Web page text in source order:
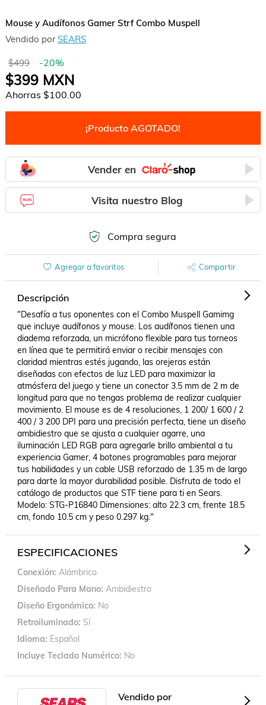
Mouse y Audífonos Gamer Strf Combo Muspell
Vendido por SEARS
$499 -20%
$399MXN
Ahorras $100.00
¡Producto AGOTADO!
Vender en
Visita nuestro Blog
Compra segura
Agregar a favoritos Compartir
Descripción
"Desafía a tus oponentes con el Combo Muspell Gamimg
que incluye audífonos y mouse. Los audífonos tienen una
diadema reforzada, un micrófono flexible para tus torneos
en línea que te permitirá enviar o recibir mensajes con
claridad mientras estés jugando, las orejeras están
diseñadas con efectos de luz LED para maximizar la
atmósfera del juego y tiene un conector 3.5 mm de 2 m de
longitud para que no tengas problema de realizar cualquier
movimiento. El mouse es de 4 resoluciones, 1 200/ 1 600 / 2
400 / 3 200 DPI para una precisión perfecta, tiene un diseño
ambidiestro que se ajusta a cualquier agarre, una
iluminación LED RGB para agregarle brillo ambiental a tu
experiencia Gamer, 4 botones programables para mejorar
tus habilidades y un cable USB reforzado de 1.35 m de largo
para darte la mayor durabilidad posible. Disfruta de todo el
catálogo de productos que STF tiene para ti en Sears.
Modelo: STG-P16840 Dimensiones: alto 22.3 cm, frente 18.5
cm, fondo 10.5 cm y peso 0.297 kg."
ESPECIFICACIONES
Conexión Alámbrico
Diseñado Para Mano Ambidiestro
Diseño Ergonómico No
Retroiluminado Sí
Idioma Español
Incluye Teclado Numérico No
Vendido por